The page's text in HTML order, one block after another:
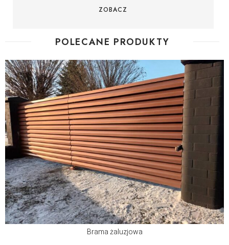
ZOBACZ
POLECANE PRODUKTY
Brama żaluzjowa